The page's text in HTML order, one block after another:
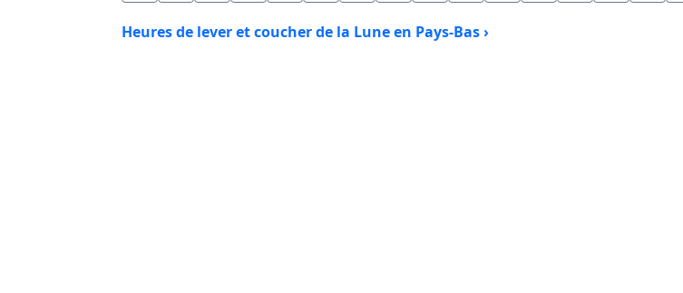
Heures de lever et coucher de la Lune en Pays-Bas ›